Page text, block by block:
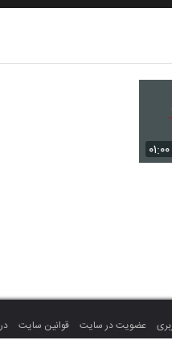
۰۱:۰۰
عضویت در سایت قوانین سایت